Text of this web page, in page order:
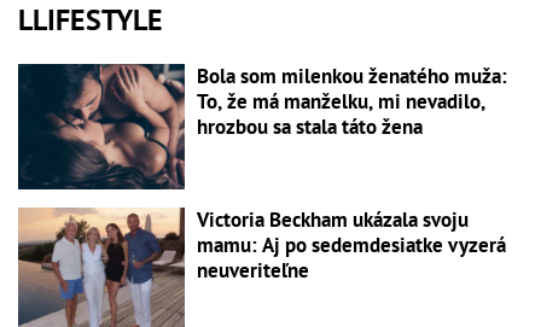
LLIFESTYLE
Bola som milenkou ženatého muža:
To, že má manželku, mi nevadilo,
hrozbou sa stala táto žena
Victoria Beckham ukázala svoju
mamu: Aj po sedemdesiatke vyzerá
neuveriteľne